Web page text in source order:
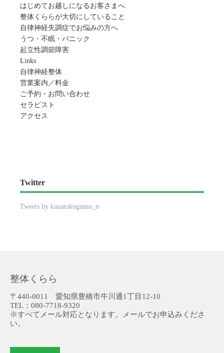
はじめてお越しになるお客さまへ
整体くららが大切にしていること
自律神経失調症でお悩みの方へ
うつ・不眠・パニック
起立性調節障害
Links
自律神経整体
営業案内／料金
ご予約・お問い合わせ
セラピスト
アクセス
Twitter
Tweets by kanatokogumo_n
整体くらら
〒440-0011 愛知県豊橋市牛川通1丁目12-10
TEL：080-7718-9320
※すべてメール対応となります。メールでお申込みくださ
い。